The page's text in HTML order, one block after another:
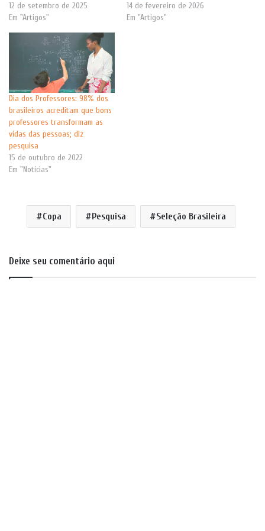
12 de setembro de 2025
Em "Artigos"
14 de fevereiro de 2026
Em "Artigos"
Dia dos Professores: 98% dos
brasileiros acreditam que bons
professores transformam as
vidas das pessoas; diz
pesquisa
15 de outubro de 2022
Em "Notícias"
Copa Pesquisa Seleção Brasileira
Deixe seu comentário aqui